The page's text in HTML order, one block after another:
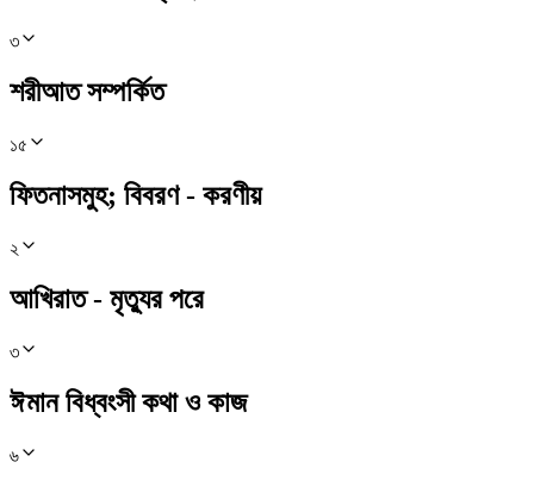
৩
শরীআত সম্পর্কিত
১৫
ফিতনাসমুহ; বিবরণ - করণীয়
২
আখিরাত - মৃত্যুর পরে
৩
ঈমান বিধ্বংসী কথা ও কাজ
৬